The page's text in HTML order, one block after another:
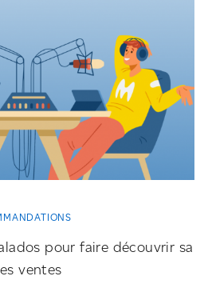
pour faire découvrir sa
ventes